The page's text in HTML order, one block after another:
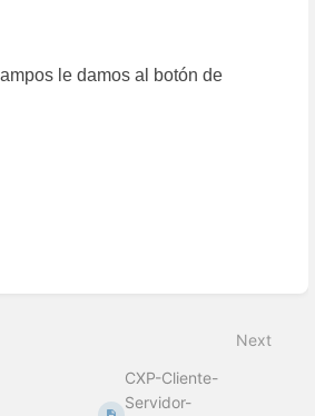
le damos al botón de
Next
CXP-Cliente-
Servidor-